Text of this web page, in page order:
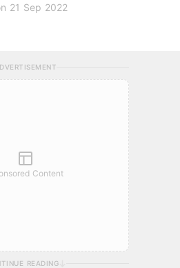
21 Sep 2022
Content
READING